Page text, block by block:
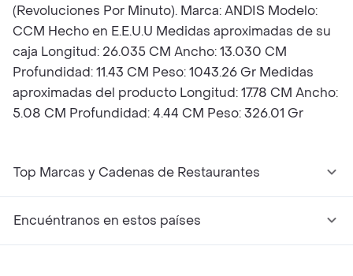
(Revoluciones Por Minuto). Marca: ANDIS Modelo:
CCM Hecho en E.E.U.U Medidas aproximadas de su
caja Longitud: 26.035 CM Ancho: 13.030 CM
Profundidad: 11.43 CM Peso: 1043.26 Gr Medidas
aproximadas del producto Longitud: 17.78 CM Ancho:
5.08 CM Profundidad: 4.44 CM Peso: 326.01 Gr
Top Marcas y Cadenas de Restaurantes
Encuéntranos en estos países